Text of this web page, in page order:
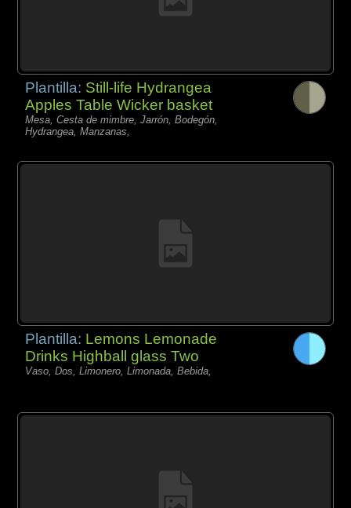
Plantilla: Still-life Hydrangea
Apples Table Wicker basket
Mesa, Cesta de mimbre, Jarrón, Bodegón,
Hydrangea, Manzanas,
Plantilla: Lemons Lemonade
Drinks Highball glass Two
Vaso, Dos, Limonero, Limonada, Bebida,